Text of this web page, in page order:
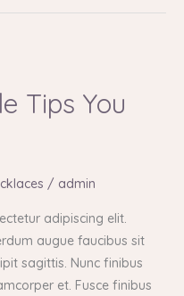
Tips You
/ admin
adipiscing elit.
augue faucibus sit
sagittis. Nunc finibus
et. Fusce finibus